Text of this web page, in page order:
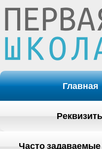
Главная
Часто